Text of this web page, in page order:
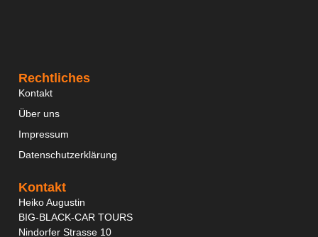
Rechtliches
Kontakt
Über uns
Impressum
Datenschutzerklärung
Kontakt
Heiko Augustin
BIG-BLACK-CAR TOURS
Nindorfer Strasse 10